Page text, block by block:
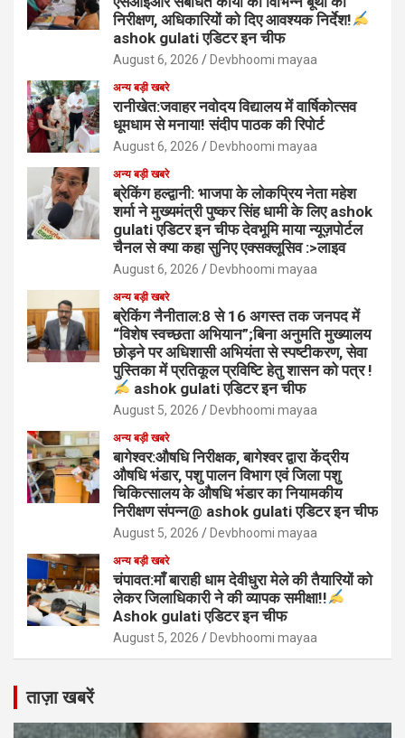
निरीक्षण, अधिकारियों को दिए आवश्यक निर्देश!
ashok gulati एडिटर इन चीफ
August 6, 2026 Devbhoomi mayaa
अन्य बड़ी खबरे
रानीखेत:जवाहर नवोदय विद्यालय में वार्षिकोत्सव
धूमधाम से मनाया! संदीप पाठक की रिपोर्ट
August 6, 2026 Devbhoomi mayaa
अन्य बड़ी खबरे
ब्रेकिंग हल्द्वानी: भाजपा के लोकप्रिय नेता महेश
शर्मा ने मुख्यमंत्री पुष्कर सिंह धामी के लिए ashok
gulati एडिटर इन चीफ देवभूमि माया न्यूज़पोर्टल
चैनल से क्या कहा सुनिए एक्सक्लूसिव :>लाइव
August 6, 2026 Devbhoomi mayaa
अन्य बड़ी खबरे
ब्रेकिंग नैनीताल:8 से 16 अगस्त तक जनपद में
“विशेष स्वच्छता अभियान”;बिना अनुमति मुख्यालय
छोड़ने पर अधिशासी अभियंता से स्पष्टीकरण, सेवा
पुस्तिका में प्रतिकूल प्रविष्टि हेतु शासन को पत्र !
ashok gulati एडिटर इन चीफ
August 5, 2026 Devbhoomi mayaa
अन्य बड़ी खबरे
बागेश्वर:औषधि निरीक्षक, बागेश्वर द्वारा केंद्रीय
औषधि भंडार, पशु पालन विभाग एवं जिला पशु
चिकित्सालय के औषधि भंडार का नियामकीय
निरीक्षण संपन्न@ ashok gulati एडिटर इन चीफ
August 5, 2026 Devbhoomi mayaa
अन्य बड़ी खबरे
चंपावत:माँ बाराही धाम देवीधुरा मेले की तैयारियों को
लेकर जिलाधिकारी ने की व्यापक समीक्षा!!
Ashok gulati एडिटर इन चीफ
August 5, 2026 Devbhoomi mayaa
ताज़ा खबरें